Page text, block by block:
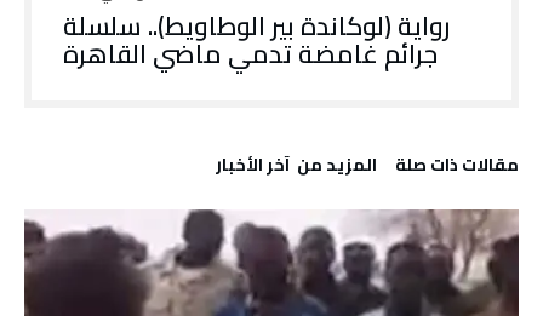
رواية (لوكاندة بير الوطاويط).. سلسلة
جرائم غامضة تدمي ماضي القاهرة
‫مقالات ذات صلة‬ ‫المزيد من ‬ آخر الأخبار